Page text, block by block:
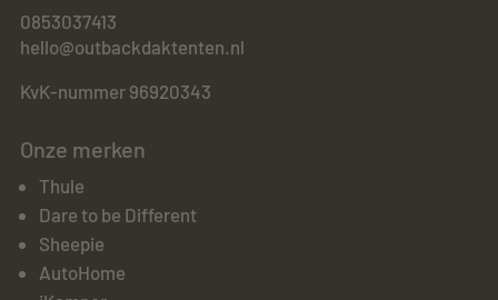
0853037413
hello@outbackdaktenten.nl
KvK-nummer 96920343
Onze merken
Thule
Dare to be Different
Sheepie
AutoHome